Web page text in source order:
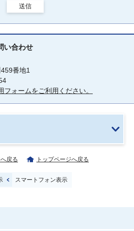
送信
い合わせ
番地1
フォームをご利用ください。
戻る トップページへ戻る
スマートフォン表示